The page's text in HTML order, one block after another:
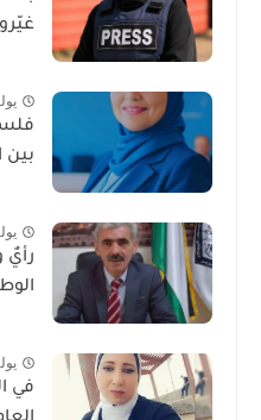
يوليو
بين
يوليو
رأيٌ
يوليو